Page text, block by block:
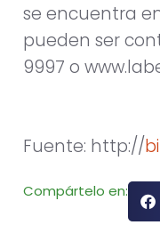
se encuentra
pueden ser
9997 o
Fuente: http://
Compártelo en: